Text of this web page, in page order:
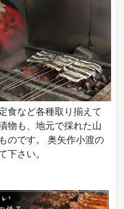
食など各種取り揃えて
物も、地元で採れた山
のです。 奥矢作小渡の
下さい。